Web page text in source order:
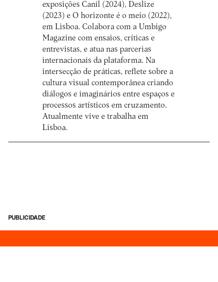
exposições Canil (2024), Deslize
(2023) e O horizonte é o meio (2022),
em Lisboa. Colabora com a Umbigo
Magazine com ensaios, críticas e
entrevistas, e atua nas parcerias
internacionais da plataforma. Na
intersecção de práticas, reflete sobre a
cultura visual contemporânea criando
diálogos e imaginários entre espaços e
processos artísticos em cruzamento.
Atualmente vive e trabalha em
Lisboa.
PUBLICIDADE